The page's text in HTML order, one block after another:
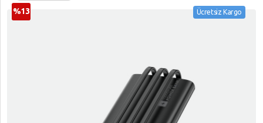
Ücretsiz Kargo
%13